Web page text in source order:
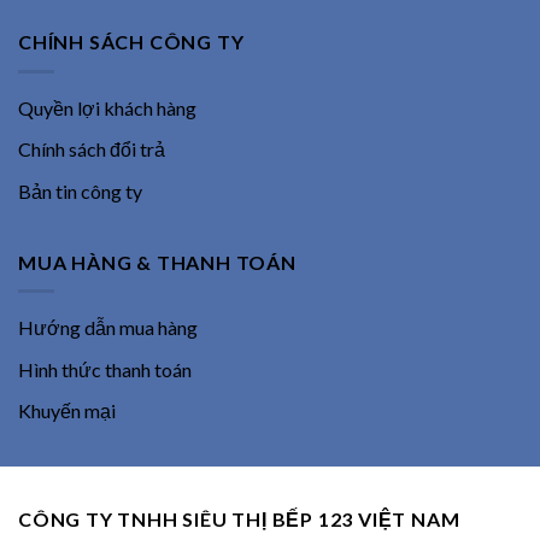
CHÍNH SÁCH CÔNG TY
Quyền lợi khách hàng
Chính sách đổi trả
Bản tin công ty
MUA HÀNG & THANH TOÁN
Hướng dẫn mua hàng
Hình thức thanh toán
Khuyến mại
CÔNG TY TNHH SIÊU THỊ BẾP 123 VIỆT NAM